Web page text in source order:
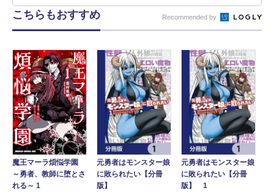
こちらもおすすめ Recommended by
魔王マーラ煩悩学園
～勇者、教師に堕とさ
れる～ 1
元勇者はモンスター娘
に敗られたい【分冊
版】
元勇者はモンスター娘
に敗られたい【分冊
版】 1